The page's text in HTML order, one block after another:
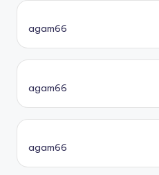
agam66
agam66
agam66